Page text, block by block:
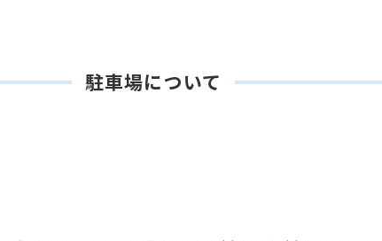
駐車場について